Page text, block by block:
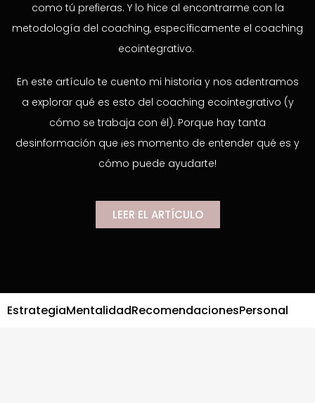
como tú prefieras. Y lo hice al encontrarme con la
metodología del coaching, específicamente el coaching
ecointegrativo.
En este artículo te cuento mi historia y nos adentramos
a explorar qué es esto del coaching ecointegrativo (y
cómo se trabaja con él). Porque hay tanta
desinformación que ¡es momento de entender qué es y
cómo puede ayudarte!
LEER EL ARTÍCULO
EstrategiaMentalidadRecomendacionesPersonal